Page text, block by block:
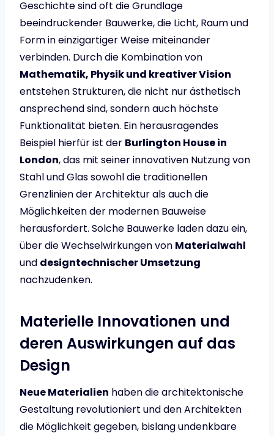
Geschichte sind oft die Grundlage
beeindruckender Bauwerke, die Licht, Raum und
Form in einzigartiger Weise miteinander
verbinden. Durch die Kombination von
Mathematik, Physik und kreativer Vision
entstehen Strukturen, die nicht nur ästhetisch
ansprechend sind, sondern auch höchste
Funktionalität bieten. Ein herausragendes
Beispiel hierfür ist der Burlington House in
London, das mit seiner innovativen Nutzung von
Stahl und Glas sowohl die traditionellen
Grenzlinien der Architektur als auch die
Möglichkeiten der modernen Bauweise
herausfordert. Solche Bauwerke laden dazu ein,
über die Wechselwirkungen von Materialwahl
und designtechnischer Umsetzung
nachzudenken.
Materielle Innovationen und
deren Auswirkungen auf das
Design
Neue Materialien haben die architektonische
Gestaltung revolutioniert und den Architekten
die Möglichkeit gegeben, bislang undenkbare